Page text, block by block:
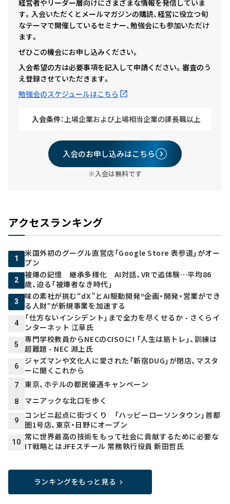
経営者やリーダー層向けにさまざまな情報を発信していま
す。入会いただくとメールマガジンの購読、経営に役立つ旬
なテーマで開催しているセミナー、勉強会にも参加いただけ
ます。
ぜひこの機会にお申し込みください。
入会希望の方は必要事項を記入して申請ください。審査のう
え登録させていただきます。
勉強会のスケジュールはこちら
入会条件： 上場企業および上場相当企業の課長職以上
入会のお申し込みはこちら
※入会は無料です
アクセスランキング
1
米国外初のグーグル直営店「Google Store 表参道」がオー
プン
2
被爆の記憶 継承多様化 AI対話、VRで追体験…平均86
歳、迫る「被爆者なき時代」
3
味の素社が挑む“dX”とAI駆動開発――“企画・開発・営業ができ
る人財”が新規事業を加速する
4
「仕方ないインシデント」まで全力を尽くせるか - さくらイ
ンターネット 江草氏
5
専門学校教員からNECのCISOに! 「人生は筋トレ」、訓練は
超難題 - NEC 淵上氏
6
ジャズマンや文化人に愛された「新宿DUG」が閉店、マスタ
ーに聞くこれから
7 東京、ホテルの都民優遇キャンペーン
8 マニアックな北口を歩く
9
コンビニ起点に街づくり 「ハッピーローソンタウン」首都
圏1号店、東京・日野にオープン
10
常に世界最高の技術をもって社会に貢献するために必要な
IT戦略とは――JFEスチール 常務執行役員 新田哲氏
ランキングをもっと見る